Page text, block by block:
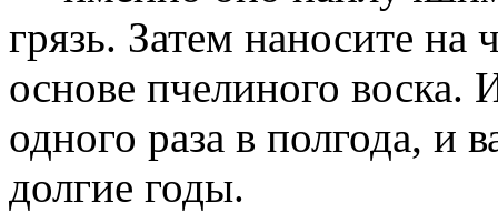
грязь. Затем наносите на
основе пчелиного воска.
одного раза в полгода, и
долгие годы.